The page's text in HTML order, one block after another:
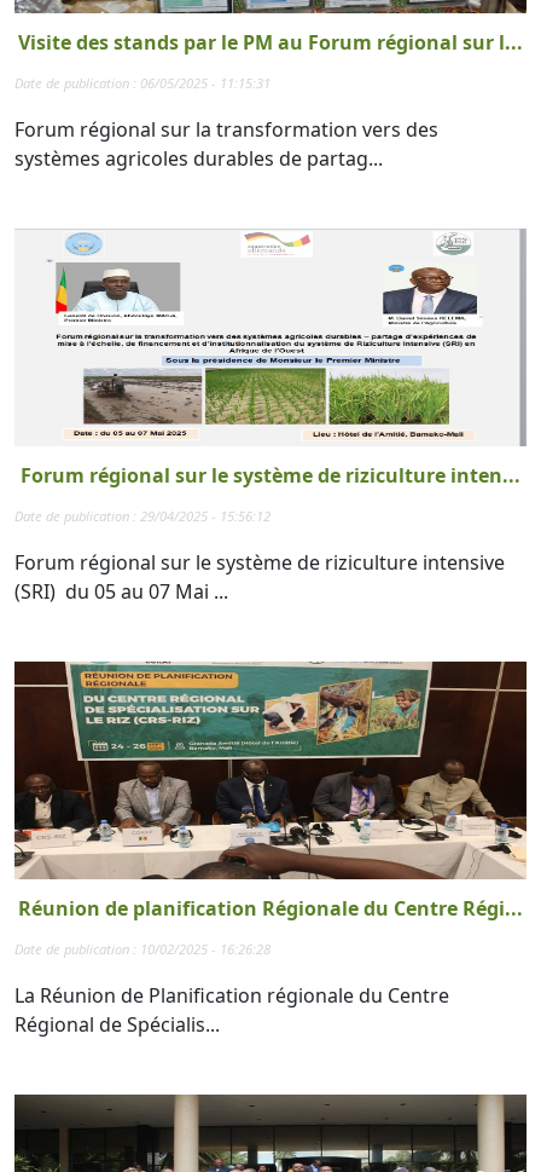
Visite des stands par le PM au Forum régional sur l...
Date de publication : 06/05/2025 - 11:15:31
Forum régional sur la transformation vers des
systèmes agricoles durables de partag...
Forum régional sur le système de riziculture inten...
Date de publication : 29/04/2025 - 15:56:12
Forum régional sur le système de riziculture intensive
(SRI) du 05 au 07 Mai ...
Réunion de planification Régionale du Centre Régi...
Date de publication : 10/02/2025 - 16:26:28
La Réunion de Planification régionale du Centre
Régional de Spécialis...